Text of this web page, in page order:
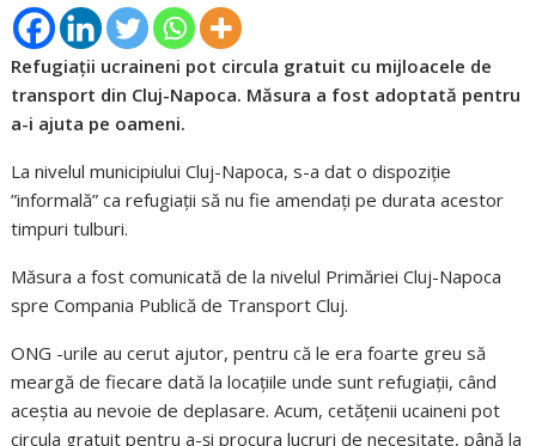
Refugiații ucraineni pot circula gratuit cu mijloacele de
transport din Cluj-Napoca. Măsura a fost adoptată pentru
a-i ajuta pe oameni.
La nivelul municipiului Cluj-Napoca, s-a dat o dispoziție
”informală” ca refugiații să nu fie amendați pe durata acestor
timpuri tulburi.
Măsura a fost comunicată de la nivelul Primăriei Cluj-Napoca
spre Compania Publică de Transport Cluj.
ONG -urile au cerut ajutor, pentru că le era foarte greu să
meargă de fiecare dată la locațiile unde sunt refugiații, când
aceștia au nevoie de deplasare. Acum, cetățenii ucaineni pot
circula gratuit pentru a-și procura lucruri de necesitate, până la